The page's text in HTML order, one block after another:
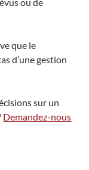
que le
d’une gestion
sur un
Demandez-nous